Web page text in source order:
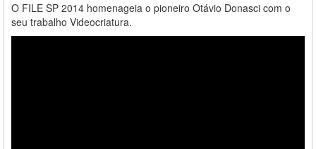
O FILE SP 2014 homenageia o pioneiro Otávio Donasci com o
seu trabalho Videocriatura.